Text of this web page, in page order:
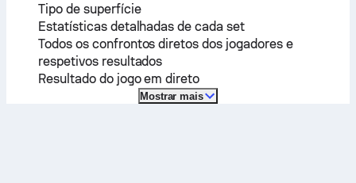
Tipo de superfície
Estatísticas detalhadas de cada set
Todos os confrontos diretos dos jogadores e
respetivos resultados
Resultado do jogo em direto
Mostrar mais